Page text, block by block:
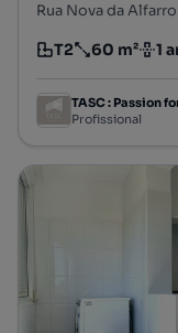
Tipologia
T2
Preço por metro
60 m²
Andar 1
TASC : Passion
Profissional